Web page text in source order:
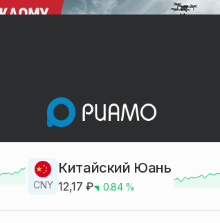
CNY
Китайский Юань
12,17 ₽ 0.84%